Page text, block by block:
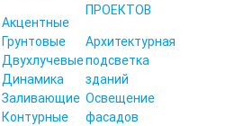
Акцентные
Грунтовые
Двухлучевые
Динамика
Заливающие
Контурные
ПРОЕКТОВ
Архитектурная
подсветка
зданий
Освещение
фасадов